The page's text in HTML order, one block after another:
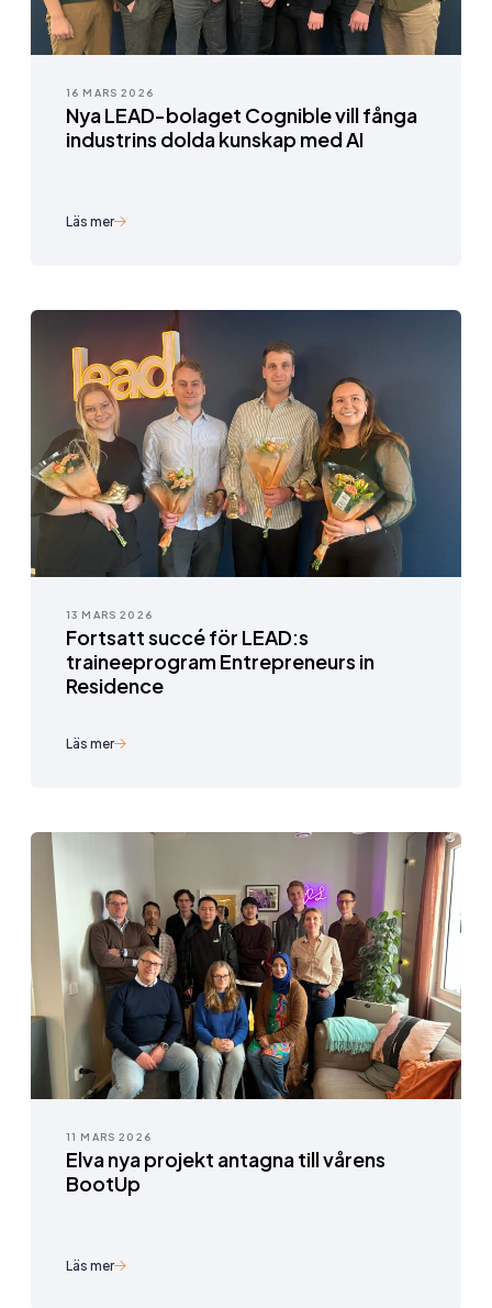
16 MARS 2026
Nya LEAD-bolaget Cognible vill fånga
industrins dolda kunskap med AI
Läs mer
13 MARS 2026
Fortsatt succé för LEAD:s
traineeprogram Entrepreneurs in
Residence
Läs mer
11 MARS 2026
Elva nya projekt antagna till vårens
BootUp
Läs mer